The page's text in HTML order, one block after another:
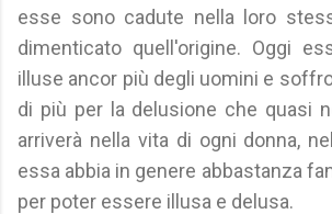
esse sono cadute nella loro
dimenticato quell'origine. Oggi
illuse ancor più degli uomini e
di più per la delusione che quasi
arriverà nella vita di ogni donna,
essa abbia in genere abbastanza
per poter essere illusa e delusa.